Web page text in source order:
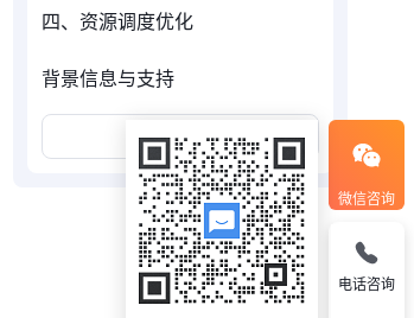
四、资源调度优化
背景信息与支持
展开更多
微信咨询
电话咨询